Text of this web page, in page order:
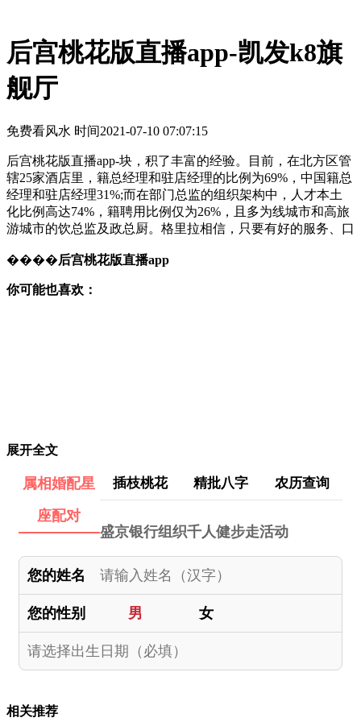
后宫桃花版直播app-凯发k8旗
舰厅
免费看风水 时间2021-07-10 07:07:15
后宫桃花版直播app-块，积了丰富的经验。目前，在北方区管
辖25家酒店里，籍总经理和驻店经理的比例为69%，中国籍总
经理和驻店经理31%;而在部门总监的组织架构中，人才本土
化比例高达74%，籍聘用比例仅为26%，且多为线城市和高旅
游城市的饮总监及政总厨。格里拉相信，只要有好的服务、口
����后宫桃花版直播app
你可能也喜欢：
展开全文
属相婚配星
座配对
插枝桃花 精批八字 农历查询
盛京银行组织千人健步走活动
您的姓名
您的性别 男 女
相关推荐